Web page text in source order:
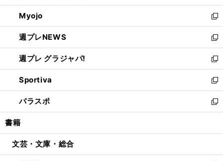
開
く
ウ
で
開
く
ン
ド
ウ
で
開
く
ウ
ィ
ン
ド
ウ
で
開
く
Myojo
新
し
い
ウ
ィ
ン
ド
ウ
で
開
週プレNEWS
新
し
い
ウ
ィ
ン
ド
ウ
開
週プレ グラジャパ!
新
し
い
ウ
ィ
ン
ウ
開
Sportiva
新
し
い
ウ
ン
ウ
パラスポ
新
し
ウ
ン
書籍
文芸・文庫・総合